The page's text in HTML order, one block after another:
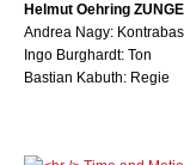
Helmut Oehring
Andrea Nagy:
Ingo Burghardt: Ton
Bastian Kabuth: Regie